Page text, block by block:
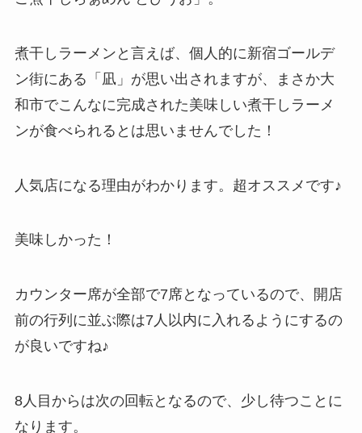
煮干しラーメンと言えば、個人的に新宿ゴールデ
ン街にある「凪」が思い出されますが、まさか大
和市でこんなに完成された美味しい煮干しラーメ
ンが食べられるとは思いませんでした！
人気店になる理由がわかります。超オススメです♪
美味しかった！
カウンター席が全部で7席となっているので、開店
前の行列に並ぶ際は7人以内に入れるようにするの
が良いですね♪
8人目からは次の回転となるので、少し待つことに
なります。